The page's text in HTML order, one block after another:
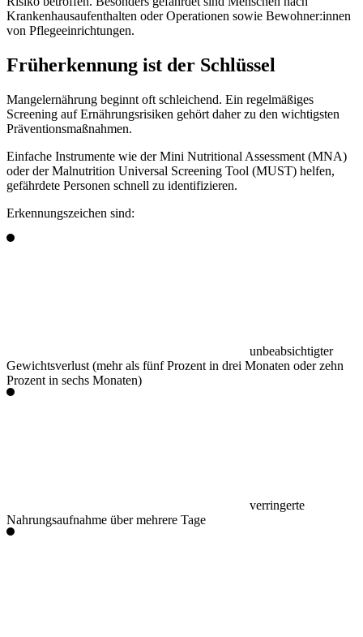
Krankenhausaufenthalten oder Operationen sowie Bewohner:innen
von Pflegeeinrichtungen.
Früherkennung ist der Schlüssel
Mangelernährung beginnt oft schleichend. Ein regelmäßiges
Screening auf Ernährungsrisiken gehört daher zu den wichtigsten
Präventionsmaßnahmen.
Einfache Instrumente wie derMini Nutritional Assessment (MNA)
oder derMalnutrition Universal Screening Tool (MUST) helfen,
gefährdete Personen schnell zu identifizieren.
Erkennungszeichen sind:
unbeabsichtigter
Gewichtsverlust (mehr als fünf Prozent in drei Monaten oder zehn
Prozent in sechs Monaten)
verringerte
Nahrungsaufnahme über mehrere Tage